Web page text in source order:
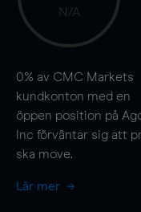
N/A
0% av CMC Markets
kundkonton med en
öppen position på
Inc förväntar sig att
ska move.
Lär mer